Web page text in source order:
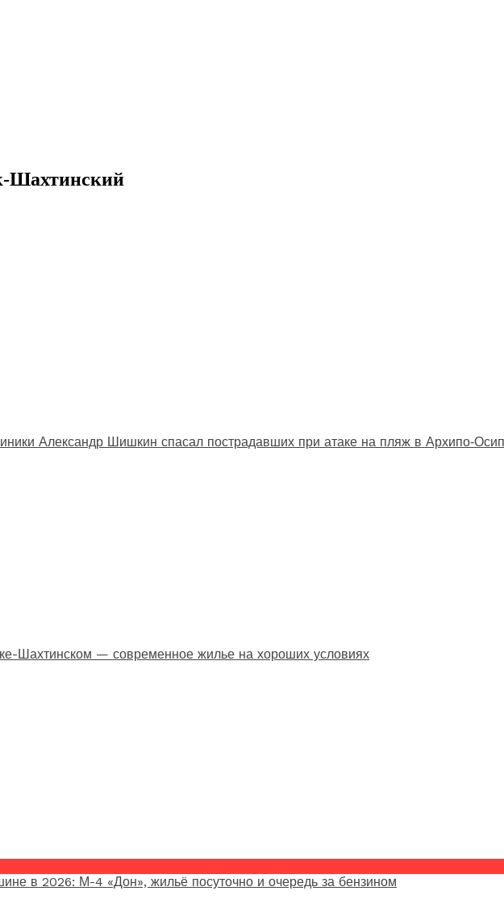
Шахтинский
Александр Шишкин спасал пострадавших при атаке на пляж в
Шахтинском — современное жилье на хороших условиях
в 2026: М-4 «Дон», жильё посуточно и очередь за бензином